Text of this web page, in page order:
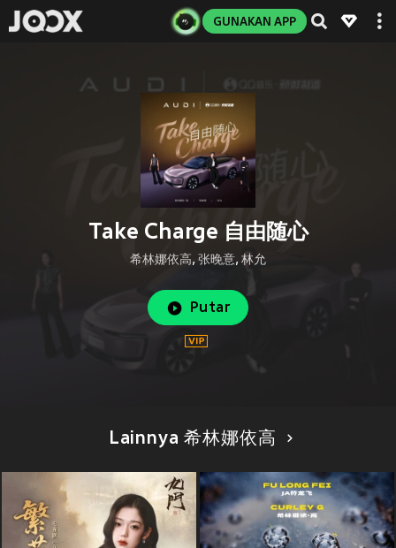
GUNAKAN APP
Take Charge 自由随心
希林娜依高, 张晚意, 林允
Putar
Lainnya 希林娜依高